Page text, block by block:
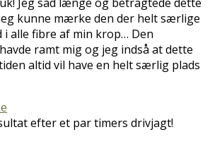
kunne mærke den der helt særlige
alle fibre af min krop… Den
ramt mig og jeg indså at dette
altid vil have en helt særlig plads
efter et par timers drivjagt!